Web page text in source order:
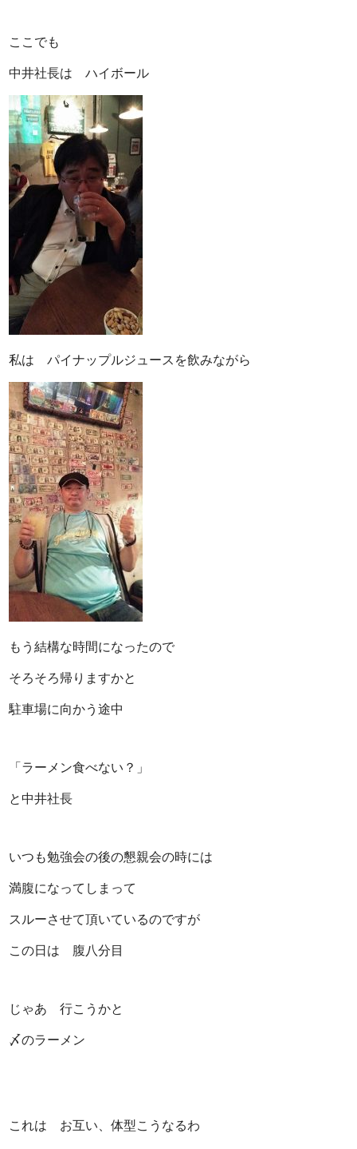
ここでも
中井社長は ハイボール
私は パイナップルジュースを飲みながら
もう結構な時間になったので
そろそろ帰りますかと
駐車場に向かう途中
「ラーメン食べない？」
と中井社長
いつも勉強会の後の懇親会の時には
満腹になってしまって
スルーさせて頂いているのですが
この日は 腹八分目
じゃあ 行こうかと
〆のラーメン
これは お互い、体型こうなるわ